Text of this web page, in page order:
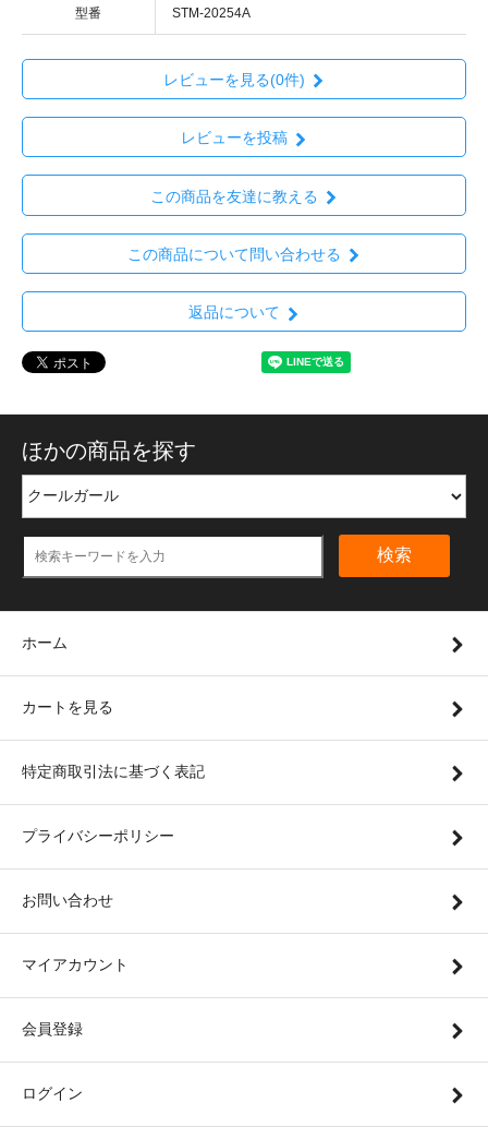
型番 STM-20254A
レビューを見る(0件)
レビューを投稿
この商品を友達に教える
この商品について問い合わせる
返品について
ほかの商品を探す
検索
ホーム
カートを見る
特定商取引法に基づく表記
プライバシーポリシー
お問い合わせ
マイアカウント
会員登録
ログイン